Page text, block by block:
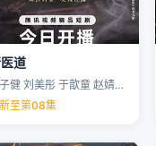
道
张子健 刘美彤 于歆童 赵婧祎 …
至第08集